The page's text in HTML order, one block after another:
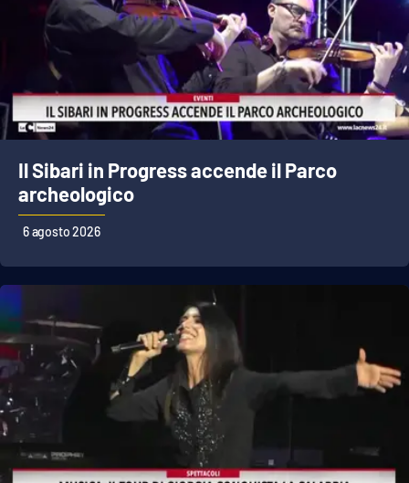
Il Sibari in Progress accende il Parco
archeologico
6 agosto 2026